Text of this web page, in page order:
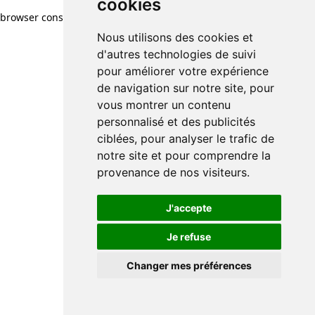
cookies
Nous utilisons des cookies et
d'autres technologies de suivi
pour améliorer votre expérience
de navigation sur notre site, pour
vous montrer un contenu
personnalisé et des publicités
ciblées, pour analyser le trafic de
notre site et pour comprendre la
provenance de nos visiteurs.
J'accepte
Je refuse
Changer mes préférences
browser console for more information)